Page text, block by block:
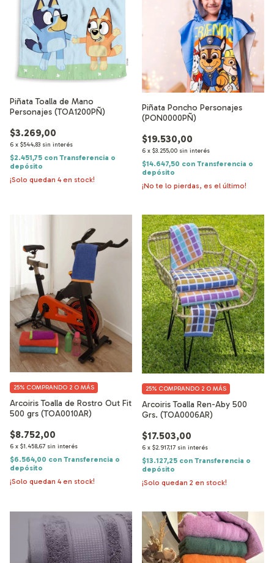
Piñata Toalla de Mano
Personajes (TOA1200PÑ)
$3.269,00
6 x $544,83 sin interés
$2.451,75 con Transferencia o
depósito
¡Solo quedan 4en stock!
Piñata Poncho Personajes
(PON0000PÑ)
$19.530,00
6 x $3.255,00 sin interés
$14.647,50 con Transferencia o
depósito
¡No te lo pierdas, es el último!
Arcoiris Toalla de Rostro Out Fit
500 grs (TOA0010AR)
$8.752,00
6 x $1.458,67 sin interés
25% COMPRANDO 2 O MÁS
$6.564,00 con Transferencia o
depósito
¡Solo quedan 4en stock!
Arcoiris Toalla Ren-Aby 500
Grs. (TOA0006AR)
$17.503,00
6 x $2.917,17 sin interés
25% COMPRANDO 2 O MÁS
$13.127,25 con Transferencia o
depósito
¡Solo quedan 2 en stock!